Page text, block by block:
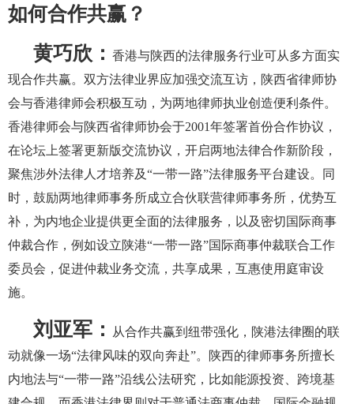
如何合作共赢？
黄巧欣： 香港与陕西的法律服务行业可从多方面实
现合作共赢。双方法律业界应加强交流互访，陕西省律师协
会与香港律师会积极互动，为两地律师执业创造便利条件。
香港律师会与陕西省律师协会于2001年签署首份合作协议，
在论坛上签署更新版交流协议，开启两地法律合作新阶段，
聚焦涉外法律人才培养及“一带一路”法律服务平台建设。同
时，鼓励两地律师事务所成立合伙联营律师事务所，优势互
补，为内地企业提供更全面的法律服务，以及密切国际商事
仲裁合作，例如设立陕港“一带一路”国际商事仲裁联合工作
委员会，促进仲裁业务交流，共享成果，互惠使用庭审设
施。
刘亚军：
从合作共赢到纽带强化，陕港法律圈的联
动就像一场“法律风味的双向奔赴”。陕西的律师事务所擅长
内地法与“一带一路”沿线公法研究，比如能源投资、跨境基